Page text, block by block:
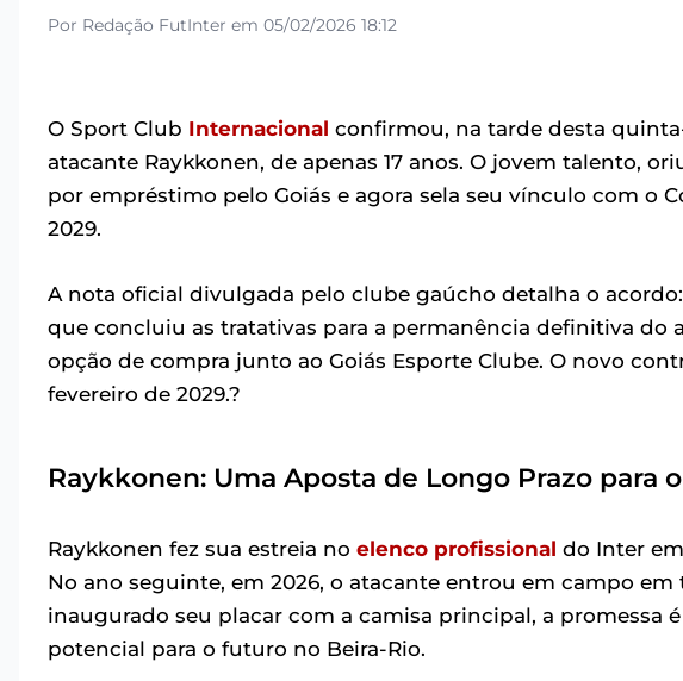
Por Redação FutInter em 05/02/2026 18:12
O Sport Club Internacional confirmou, na tarde desta
atacante Raykkonen, de apenas 17 anos. O jovem talento,
por empréstimo pelo Goiás e agora sela seu vínculo com o
2029.
A nota oficial divulgada pelo clube gaúcho detalha o
que concluiu as tratativas para a permanência definitiva do
opção de compra junto ao Goiás Esporte Clube. O novo
fevereiro de 2029.?
Raykkonen: Uma Aposta de Longo Prazo para
Raykkonen fez sua estreia no elenco profissional do Inter
No ano seguinte, em 2026, o atacante entrou em campo
inaugurado seu placar com a camisa principal, a promessa
potencial para o futuro no Beira-Rio.